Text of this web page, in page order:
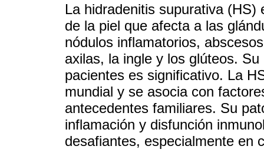
La hidradenitis supurativa
de la piel que afecta a las
nódulos inflamatorios,
axilas, la ingle y los glúteos.
pacientes es significativo. La
mundial y se asocia con
antecedentes familiares. Su
inflamación y disfunción
desafiantes, especialmente en